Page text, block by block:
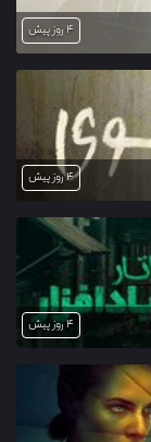
4 روز پیش
4 روز پیش
4 روز پیش